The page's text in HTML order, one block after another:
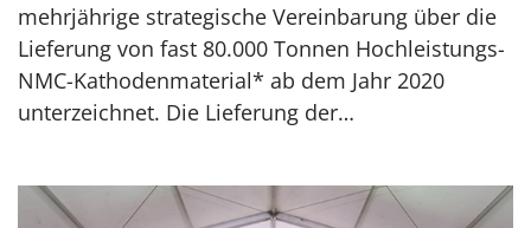
mehrjährige strategische Vereinbarung über die
Lieferung von fast 80.000 Tonnen Hochleistungs-
NMC-Kathodenmaterial* ab dem Jahr 2020
unterzeichnet. Die Lieferung der…